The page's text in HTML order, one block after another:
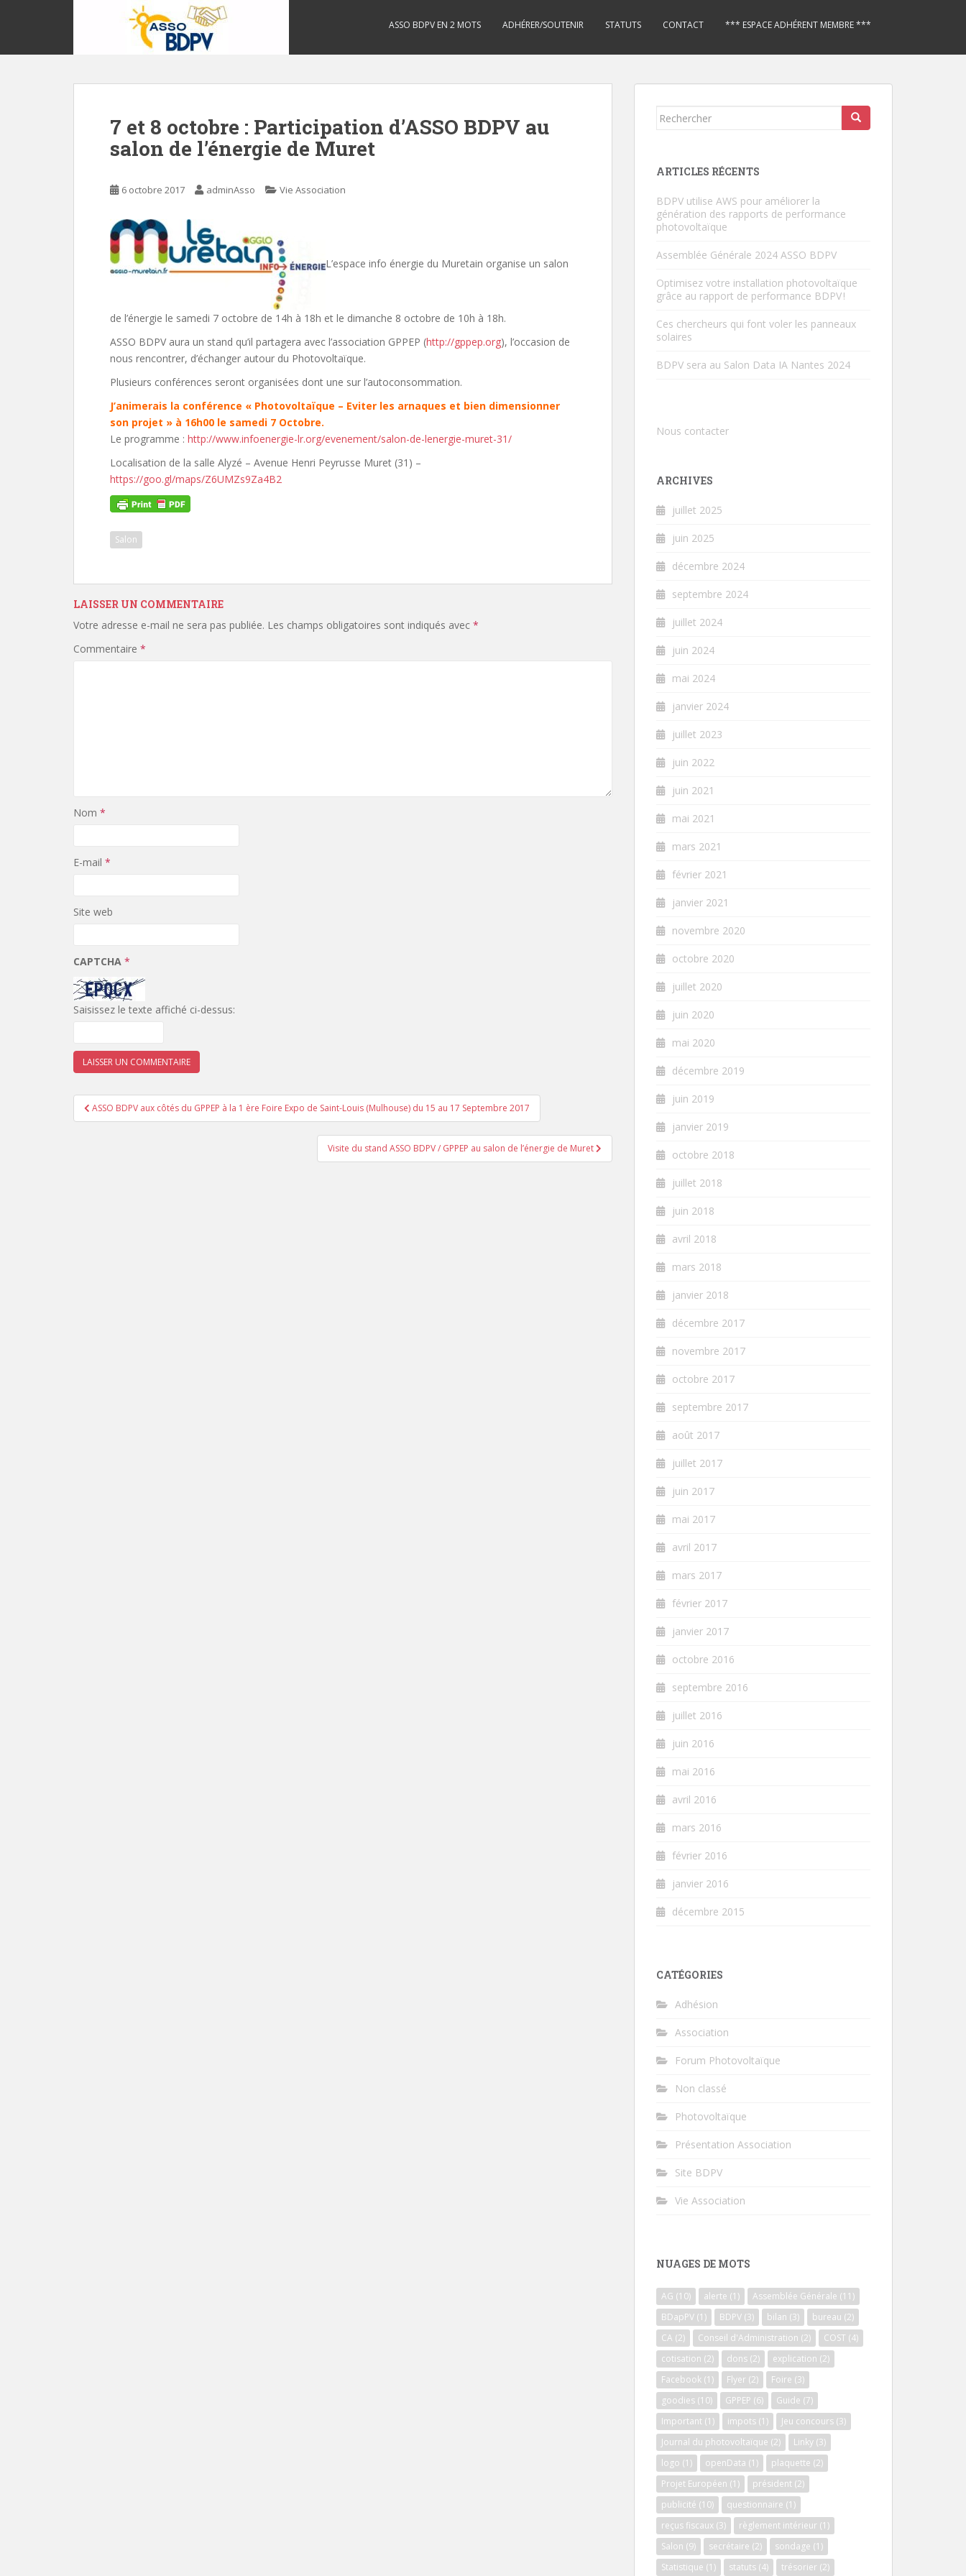
p
ASSO BDPV EN 2 MOTS ADHÉRER/SOUTENIR STATUTS CONTACT *** ESPACE ADHÉRENT MEMBRE ***
7 et 8 octobre : Participation d’ASSO BDPV au
salon de l’énergie de Muret
6 octobre 2017 adminAsso Vie Association
L’espace info énergie du Muretain organise un salon
de l’énergie le samedi 7 octobre de 14h à 18h et le dimanche 8 octobre de 10h à 18h.
ASSO BDPV aura un stand qu’il partagera avec l’association GPPEP (http://gppep.org), l’occasion de
nous rencontrer, d’échanger autour du Photovoltaïque.
Plusieurs conférences seront organisées dont une sur l’autoconsommation.
J’animerais la conférence « Photovoltaïque – Eviter les arnaques et bien dimensionner
son projet » à 16h00 le samedi 7 Octobre.
Le programme : http://www.infoenergie-lr.org/evenement/salon-de-lenergie-muret-31/
Localisation de la salle Alyzé – Avenue Henri Peyrusse Muret (31) –
https://goo.gl/maps/Z6UMZs9Za4B2
Salon
LAISSER UN COMMENTAIRE
Votre adresse e-mail ne sera pas publiée. Les champs obligatoires sont indiqués avec *
Commentaire *
Nom *
E-mail *
Site web
CAPTCHA *
Saisissez le texte affiché ci-dessus:
Navigation
de
ASSO BDPV aux côtés du GPPEP à la 1 ère Foire Expo de Saint-Louis (Mulhouse) du 15 au 17 Septembre 2017
Visite du stand ASSO BDPV / GPPEP au salon de l’énergie de Muret
Rechercher...
ARTICLES RÉCENTS
BDPV utilise AWS pour améliorer la
génération des rapports de performance
photovoltaïque
Assemblée Générale 2024 ASSO BDPV
Optimisez votre installation photovoltaïque
grâce au rapport de performance BDPV !
Ces chercheurs qui font voler les panneaux
solaires
BDPV sera au Salon Data IA Nantes 2024
Nous contacter
ARCHIVES
juillet 2025
juin 2025
décembre 2024
septembre 2024
juillet 2024
juin 2024
mai 2024
janvier 2024
juillet 2023
juin 2022
juin 2021
mai 2021
mars 2021
février 2021
janvier 2021
novembre 2020
octobre 2020
juillet 2020
juin 2020
mai 2020
décembre 2019
juin 2019
janvier 2019
octobre 2018
juillet 2018
juin 2018
avril 2018
mars 2018
janvier 2018
décembre 2017
novembre 2017
octobre 2017
septembre 2017
août 2017
juillet 2017
juin 2017
mai 2017
avril 2017
mars 2017
février 2017
janvier 2017
octobre 2016
septembre 2016
juillet 2016
juin 2016
mai 2016
avril 2016
mars 2016
février 2016
janvier 2016
décembre 2015
CATÉGORIES
Adhésion
Association
Forum Photovoltaïque
Non classé
Photovoltaïque
Présentation Association
Site BDPV
Vie Association
NUAGES DE MOTS
AG (10) alerte (1) Assemblée Générale (11)
BDapPV (1) BDPV (3) bilan (3) bureau (2)
CA (2) Conseil d'Administration (2) COST (4)
cotisation (2) dons (2) explication (2)
Facebook (1) Flyer (2) Foire (3)
goodies (10) GPPEP (6) Guide (7)
Important (1) impots (1) Jeu concours (3)
Journal du photovoltaïque (2) Linky (3)
logo (1) openData (1) plaquette (2)
Projet Européen (1) président (2)
publicité (10) questionnaire (1)
reçus fiscaux (3) règlement intérieur (1)
Salon (9) secrétaire (2) sondage (1)
Statistique (1) statuts (4) trésorier (2)